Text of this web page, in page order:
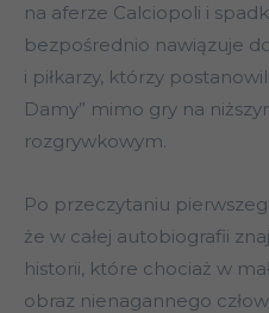
na aferze Calciopoli i
bezpośrednio nawiązuje
i piłkarzy, którzy
Damy” mimo gry na
rozgrywkowym.
Po przeczytaniu
że w całej autobiografii
historii, które chociaż w
obraz nienagannego